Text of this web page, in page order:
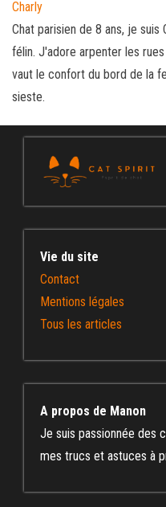
Charly
Chat parisien de 8 ans, je suis
félin. J'adore arpenter les
vaut le confort du bord de la
sieste.
Vie du site
Contact
Mentions légales
Tous les articles
A propos de Manon
Je suis passionnée des
mes trucs et astuces à